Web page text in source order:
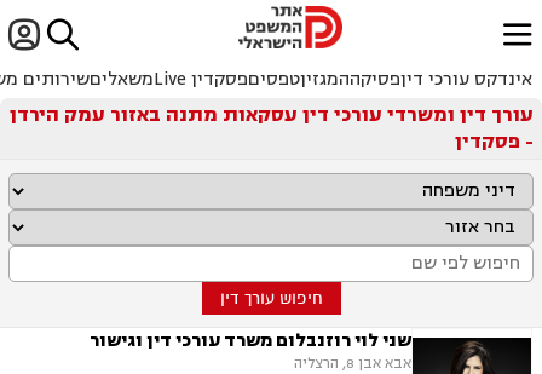

ﱐ
אינדקס עורכי דיןפסיקההמגזיןטפסיםפסקדין Live משאליםשירותים
עורך דין ומשרדי עורכי דין עסקאות מתנה באזור עמק הירדן
- פסקדין
חיפוש עורך דין
שני לוי רוזנבלום משרד עורכי דין וגישור
אבא אבן 8, הרצליה